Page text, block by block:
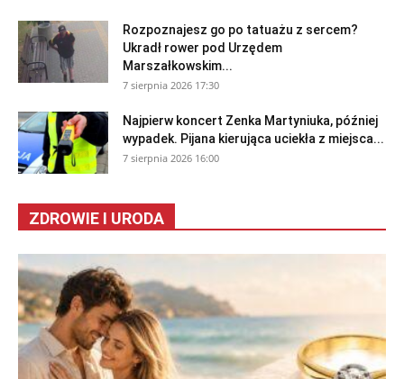
Rozpoznajesz go po tatuażu z sercem?
Ukradł rower pod Urzędem
Marszałkowskim...
7 sierpnia 2026 17:30
Najpierw koncert Zenka Martyniuka, później
wypadek. Pijana kierująca uciekła z miejsca...
7 sierpnia 2026 16:00
ZDROWIE I URODA